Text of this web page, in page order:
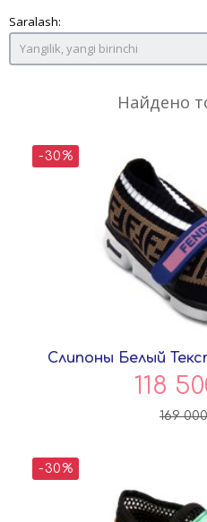
Saralash:
Yangilik, yangi birinchi
Найдено
-30%
Слипоны Белый
118
169
-30%